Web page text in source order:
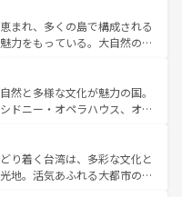
ともできる。 なお、新
一覧 を参照してほしい。
ショッピング、エンターテイ
スポットだ。一方、アメリカ
ランドキャニオンやイエロー
音楽と美食が融合した独特の
カの各地域で異なる魅力を楽
かな歴史を感じることができ
のアメリカ
してほしい。
まれ、多くの島で構成される
力をもっている。大自然の神
定番の観光地といえばオアフ
ならマウイ島やカウアイ島が
ンに輝く海をはじめ、豊かな
人々を迎えてくれるハワイの
ドやハワイアンミュージッ
、すべてがハワイの魅力を彩
然と多様な文化が魅力の国。
ドニー・オペラハウス、オー
びえるウルル（エアーズロッ
生林やケアンズの熱帯雨林な
た、カフェやワイン、オージ
り着く台湾は、多彩な文化と
地。活気あふれる大都市の台